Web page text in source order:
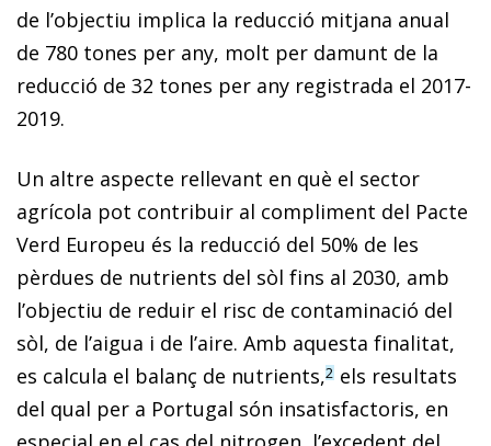
de l’objectiu implica la reducció mitjana anual
de 780 tones per any, molt per damunt de la
reducció de 32 tones per any registrada el 2017-
2019.
Un altre aspecte rellevant en què el sector
agrícola pot contribuir al compliment del Pacte
Verd Europeu és la reducció del 50% de les
pèrdues de nutrients del sòl fins al 2030, amb
l’objectiu de reduir el risc de contaminació del
sòl, de l’aigua i de l’aire. Amb aquesta finalitat,
es calcula el balanç de nutrients,2 els resultats
del qual per a Portugal són insatisfactoris, en